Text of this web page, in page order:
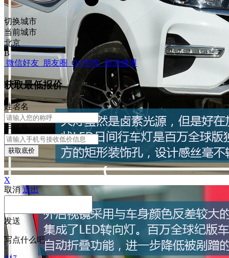
切换城市
当前城市
北京
B
微信好友 朋友圈 QQ空间 新浪微博
获取最低报价
姓名名
手机号
获取底价
X
取消 退出
发送
写点什么吧